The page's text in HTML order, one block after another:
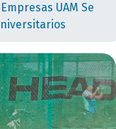
UAM Se